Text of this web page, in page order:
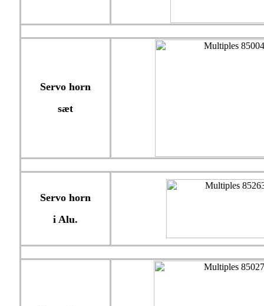
Servo horn
sæt
Servo horn
i Alu.